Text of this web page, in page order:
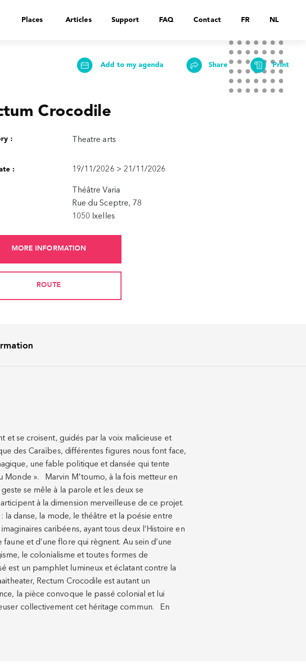
Places Articles Support FAQ Contact FR NL
Add to my agenda Share Print
Crocodile
: Theatre arts
: 19/11/2026 > 21/11/2026
Théâtre Varia
Rue du Sceptre, 78
1050 Ixelles
MORE INFORMATION
ROUTE
et se croisent, guidés par la voix malicieuse et
des Caraïbes, différentes figures nous font face,
une fable politique et dansée qui tente
Monde ». Marvin M'toumo, à la fois metteur en
se mêle à la parole et les deux se
à la dimension merveilleuse de ce projet.
la danse, la mode, le théâtre et la poésie entre
caribéens, ayant tous deux l’Histoire en
et d’une flore qui règnent. Au sein d’une
le colonialisme et toutes formes de
est un pamphlet lumineux et éclatant contre la
Rectum Crocodile est autant un
la pièce convoque le passé colonial et lui
collectivement cet héritage commun. En